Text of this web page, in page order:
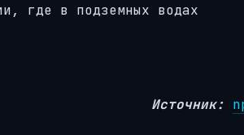
где в подземных водах
Источник: